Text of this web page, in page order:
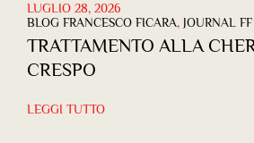
LUGLIO 28, 2026
BLOG FRANCESCO FICARA, JOURNAL FF
TRATTAMENTO ALLA
CRESPO
LEGGI TUTTO